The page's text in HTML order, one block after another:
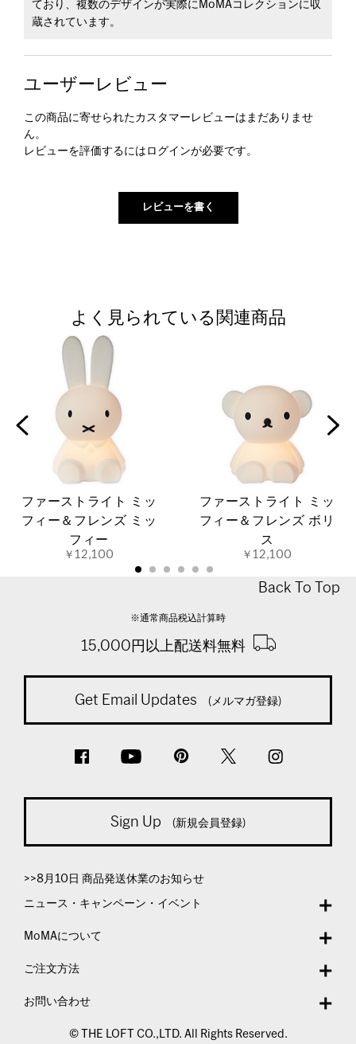
ており、複数のデザインが実際にMoMAコレクションに収
蔵されています。
ユーザーレビュー
この商品に寄せられたカスタマーレビューはまだありませ
ん。
レビューを評価するには ログインが必要です。
よく見られている関連商品
ファーストライト ミッ
フィー＆フレンズ ミッ
フィー
￥12,100
ファーストライト ミッ
フィー＆フレンズ ボリ
ス
￥12,100
Back To Top
※通常商品税込計算時
15,000円以上配送料無料
Get Email Updates (メルマガ登録)
Sign Up (新規会員登録)
>>8月10日 商品発送休業のお知らせ
ニュース・キャンペーン・イベント
MoMAについて
ご注文方法
お問い合わせ
© THE LOFT CO.,LTD. All Rights Reserved.